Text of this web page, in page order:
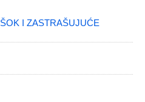
ŠOK I ZASTRAŠUJUĆE